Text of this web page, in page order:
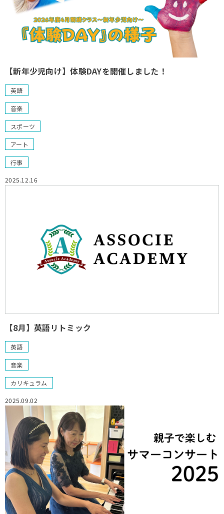
【新年少児向け】体験DAYを開催しました！
英語
音楽
スポーツ
アート
行事
2025.12.16
【8月】英語リトミック
英語
音楽
カリキュラム
2025.09.02